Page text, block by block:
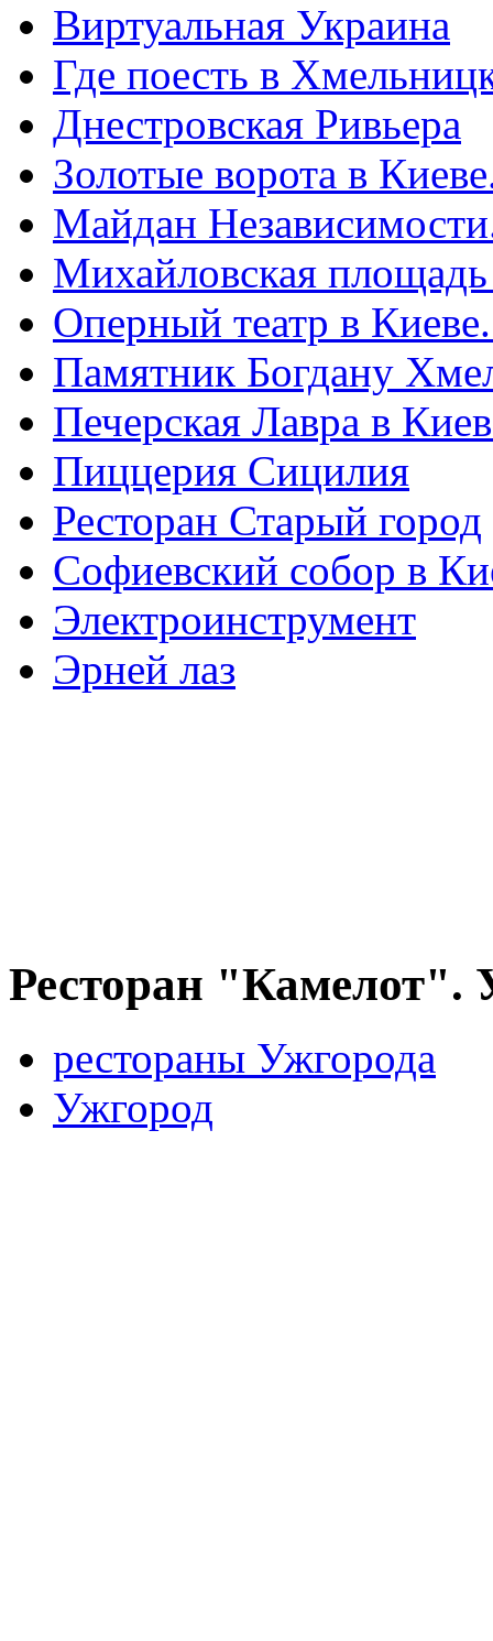
Виртуальная Украина
Где поесть в
Днестровская Ривьера
Золотые ворота в
Майдан
Михайловская
Оперный театр в
Памятник Богдану
Печерская Лавра в
Пиццерия Сицилия
Ресторан Старый город
Софиевский собор в
Электроинструмент
Эрней лаз
Ресторан "Камелот".
рестораны Ужгорода
Ужгород